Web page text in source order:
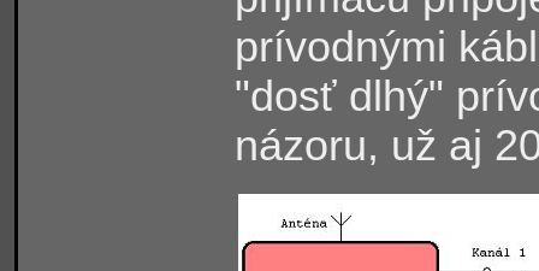
prívodnými
"dosť dlhý"
názoru, už aj